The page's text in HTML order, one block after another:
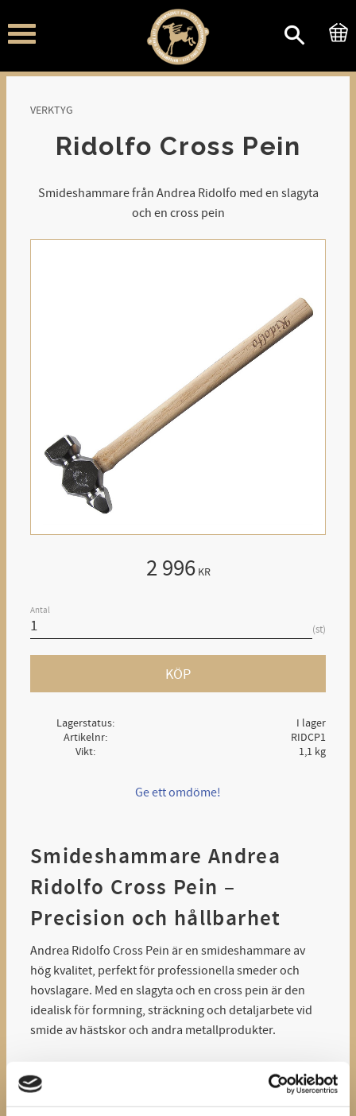
Meny
VERKTYG
Ridolfo Cross Pein
Smideshammare från Andrea Ridolfo med en slagyta
och en cross pein
2 996KR
Antal
st
KÖP
Lagerstatus
I lager
Artikelnr
RIDCP1
Vikt
1,1 kg
Ge ett omdöme!
Smideshammare Andrea
Ridolfo Cross Pein –
Precision och hållbarhet
Andrea Ridolfo Cross Pein är en smideshammare av
hög kvalitet, perfekt för professionella smeder och
hovslagare. Med en slagyta och en cross pein är den
idealisk för formning, sträckning och detaljarbete vid
smide av hästskor och andra metallprodukter.
Egenskaper